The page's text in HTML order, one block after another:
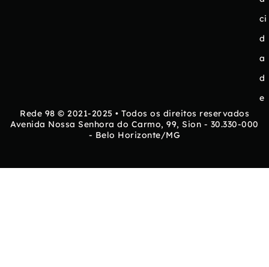
ci
d
a
d
e
Rede 98 © 2021-2025 • Todos os direitos reservados
Avenida Nossa Senhora do Carmo, 99, Sion - 30.330-000
- Belo Horizonte/MG